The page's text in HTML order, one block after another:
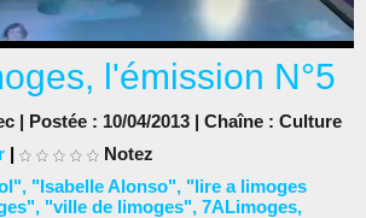
l'émission N°5
| Postée : 10/04/2013 | Chaîne : Culture
|
Notez
, "Isabelle Alonso", "lire a limoges
, "ville de limoges", 7ALimoges,